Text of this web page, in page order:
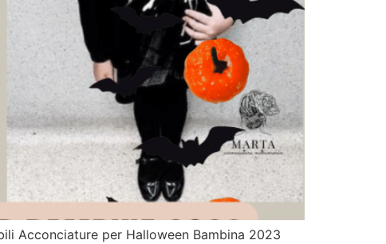
Acconciature per Halloween Bambina 2023